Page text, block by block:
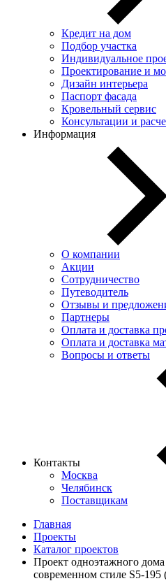
Кредит на дом
Подбор участка
Индивидуальное
Проектирование и
Дизайн интерьера
Паспорт фасада
Кровельный сервис
Консультации и
Информация
О компании
Акции
Сотрудничество
Путеводитель
Отзывы и
Партнеры
Оплата и доставка
Оплата и доставка
Вопросы и ответы
Контакты
Москва
Челябинск
Поставщикам
Главная
Проекты
Каталог проектов
Проект одноэтажного
современном стиле S5-195